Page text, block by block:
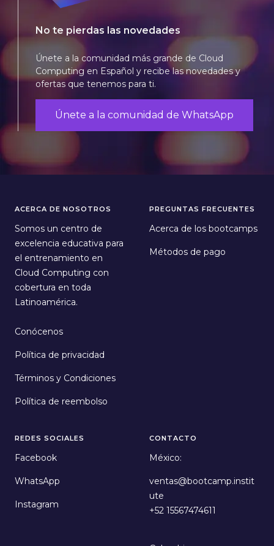
No te pierdas las novedades
Únete a la comunidad más grande de Cloud
Computing en Español y recibe las novedades y
ofertas que tenemos para ti.
Únete a la comunidad de WhatsApp
ACERCA DE NOSOTROS
Somos un centro de
excelencia educativa para
el entrenamiento en
Cloud Computing con
cobertura en toda
Latinoamérica.
Conócenos
Política de privacidad
Términos y Condiciones
Política de reembolso
PREGUNTAS FRECUENTES
Acerca de los bootcamps
Métodos de pago
REDES SOCIALES
Facebook
WhatsApp
Instagram
CONTACTO
México:
ventas@bootcamp.instit
ute
+52 15567474611